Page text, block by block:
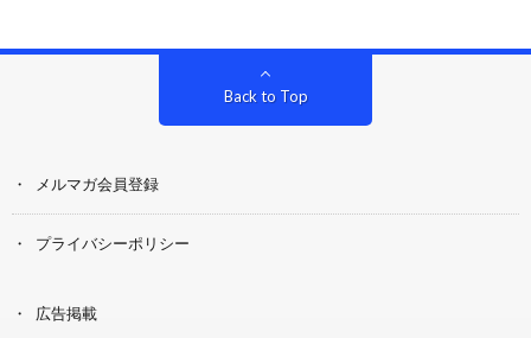
Back to Top
メルマガ会員登録
プライバシーポリシー
広告掲載